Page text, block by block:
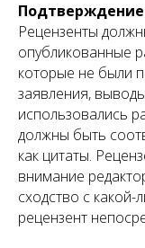
Рецензенты
опубликованные
которые не были
заявления,
использовались
должны быть
как цитаты.
внимание
сходство с
рецензент